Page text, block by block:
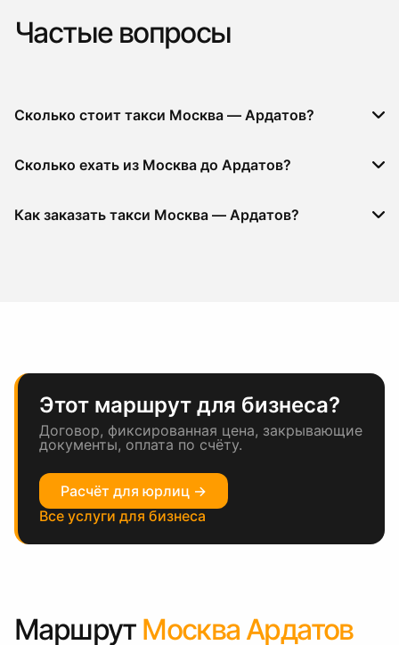
Частые вопросы
Сколько стоит такси Москва — Ардатов?
Сколько ехать из Москва до Ардатов?
Как заказать такси Москва — Ардатов?
Этот маршрут для бизнеса?
Договор, фиксированная цена, закрывающие
документы, оплата по счёту.
Расчёт для юрлиц →
Все услуги для бизнеса
Маршрут Москва Ардатов